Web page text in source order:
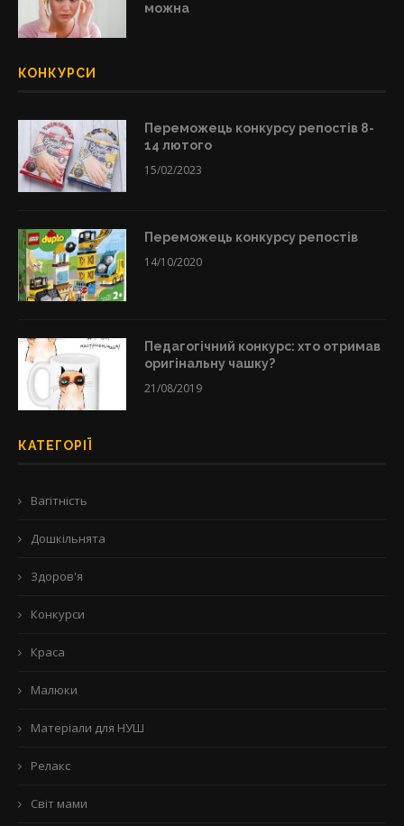
можна
КОНКУРСИ
Переможець конкурсу репостів 8-
14 лютого
15/02/2023
Переможець конкурсу репостів
14/10/2020
Педагогічний конкурс: хто отримав
оригінальну чашку?
21/08/2019
КАТЕГОРІЇ
Вагітність
Дошкільнята
Здоров'я
Конкурси
Краса
Малюки
Матеріали для НУШ
Релакс
Світ мами